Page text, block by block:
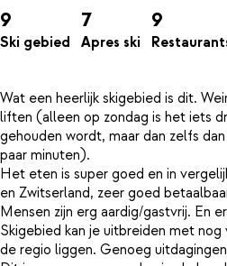
9
Ski gebied
7
Apres ski
9
Wat een heerlijk skigebied is dit.
liften (alleen op zondag is het iets
gehouden wordt, maar dan zelfs
paar minuten).
Het eten is super goed en in
en Zwitserland, zeer goed
Mensen zijn erg aardig/gastvrij. En
Skigebied kan je uitbreiden met
de regio liggen. Genoeg